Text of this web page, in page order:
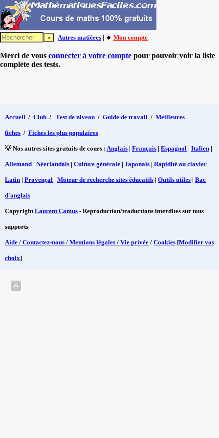
Autres matières | 🔸 Mon compte
Merci de vous connecter à votre compte pour pouvoir voir la liste
complète des tests.
Accueil / Club / Test de niveau / Guide de travail / Meilleures
fiches / Fiches les plus populaires
💡 Nos autres sites gratuits de cours : Anglais | Français | Espagnol | Italien |
Allemand | Néerlandais | Culture générale | Japonais | Rapidité au clavier |
Latin | Provençal | Moteur de recherche sites éducatifs | Outils utiles | Bac
d'anglais
CopyrightLaurent Camus - Reproduction/traductions interdites sur tous
supports
Aide / Contactez-nous / Mentions légales / Vie privée / Cookies [Modifier vos
choix]